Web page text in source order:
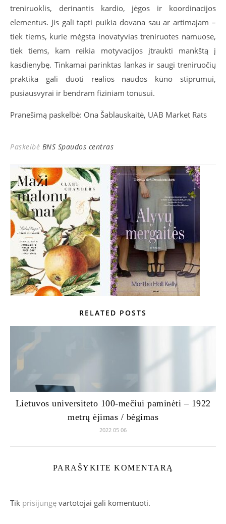
treniruoklis, derinantis kardio, jėgos ir koordinacijos
elementus. Jis gali tapti puikia dovana sau ar artimajam –
tiek tiems, kurie mėgsta inovatyvias treniruotes namuose,
tiek tiems, kam reikia motyvacijos įtraukti mankštą į
kasdienybę. Tinkamai parinktas lankas ir saugi treniruočių
praktika gali duoti realios naudos kūno stiprumui,
pusiausvyrai ir bendram fiziniam tonusui.
Pranešimą paskelbė: Ona Šablauskaitė, UAB Market Rats
Paskelbė BNS Spaudos centras
RELATED POSTS
Lietuvos universiteto 100-mečiui paminėti – 1922
metrų ėjimas / bėgimas
2022 05 06
PARAŠYKITE KOMENTARĄ
Tik prisijungę vartotojai gali komentuoti.